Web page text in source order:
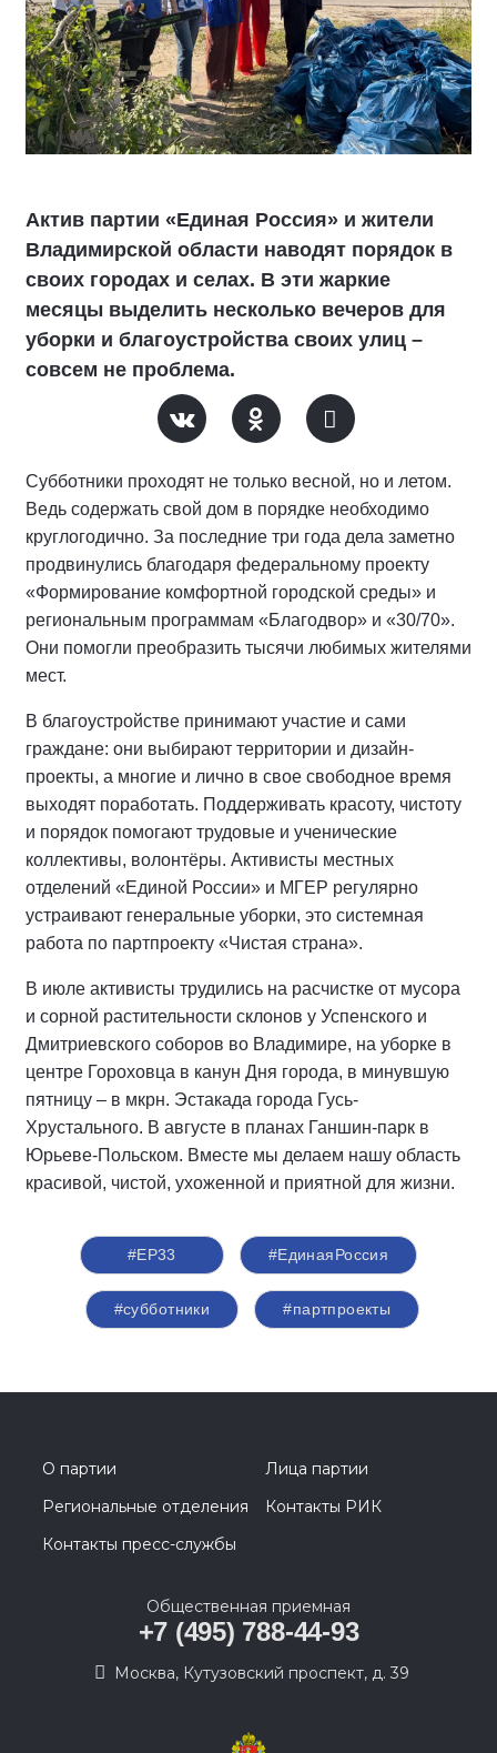
Актив партии «Единая Россия» и жители
Владимирской области наводят порядок в
своих городах и селах. В эти жаркие
месяцы выделить несколько вечеров для
уборки и благоустройства своих улиц –
совсем не проблема.
Субботники проходят не только весной, но и летом.
Ведь содержать свой дом в порядке необходимо
круглогодично. За последние три года дела заметно
продвинулись благодаря федеральному проекту
«Формирование комфортной городской среды» и
региональным программам «Благодвор» и «30/70».
Они помогли преобразить тысячи любимых жителями
мест.
В благоустройстве принимают участие и сами
граждане: они выбирают территории и дизайн-
проекты, а многие и лично в свое свободное время
выходят поработать. Поддерживать красоту, чистоту
и порядок помогают трудовые и ученические
коллективы, волонтёры. Активисты местных
отделений «Единой России» и МГЕР регулярно
устраивают генеральные уборки, это системная
работа по партпроекту «Чистая страна».
В июле активисты трудились на расчистке от мусора
и сорной растительности склонов у Успенского и
Дмитриевского соборов во Владимире, на уборке в
центре Гороховца в канун Дня города, в минувшую
пятницу – в мкрн. Эстакада города Гусь-
Хрустального. В августе в планах Ганшин-парк в
Юрьеве-Польском. Вместе мы делаем нашу область
красивой, чистой, ухоженной и приятной для жизни.
#ЕР33 #‎ЕдинаяРоссия
#субботники #партпроекты
О партии
Лица партии
Региональные отделения
Контакты РИК
Контакты пресс-службы
Общественная приемная
+7 (495) 788-44-93
Москва, Кутузовский проспект, д. 39